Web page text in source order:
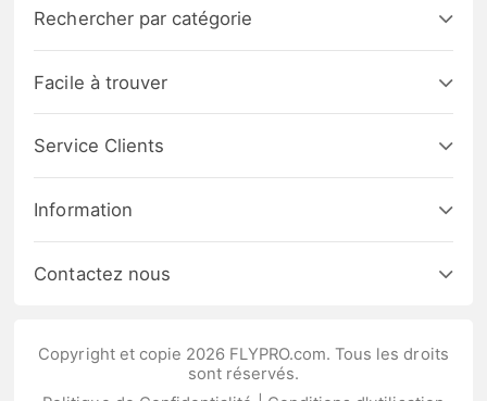
Rechercher par catégorie
Facile à trouver
Service Clients
Information
Contactez nous
Copyright et copie 2026 FLYPRO.com. Tous les droits
sont réservés.